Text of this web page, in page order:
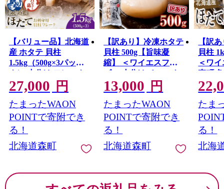
【バリュー品】北海道
産 ホタテ 貝柱
1.5kg（500g×3パッ
ク） 小分け フレーク
刺身用 冷凍 ＜海鮮問
屋 株式会社 瑞宝＞
小分け 森町 ほたて 帆
立 ホタテ 海産物 魚貝
類 おつまみ 海鮮丼 魚
介類 貝柱 ふるさと納
税 北海道 訳あり mr1-
27,000 円
たまったWAON
POINTで寄附でき
る！
北海道森町
【訳あり】冷凍ホタテ
貝柱 500g【旨味凝
縮】 ＜ワイエスフー
ズ＞ 小分け チャック
付き 海鮮丼 森町 魚貝
類 帆立 ホタテ ほたて
魚介類 貝 ふるさと納
税 北海道 mr1-1158
13,000 円
たまったWAON
POINTで寄附でき
る！
北海道森町
【訳
貝柱
＜ワ
森町
テ ほ
るさと
mr1-
たま
る！
北海